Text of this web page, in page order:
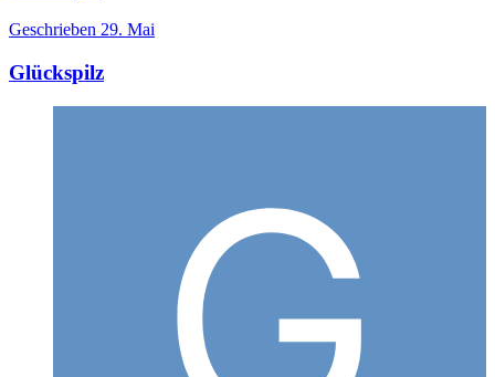
Geschrieben 29. Mai
Glückspilz